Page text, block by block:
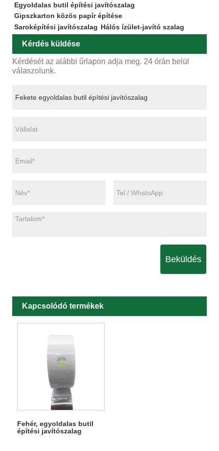
Egyoldalas butil építési javítószalag
Gipszkarton közös papír építése
Saroképítési javítószalag Hálós ízület-javító szalag
Kérdés küldése
Kérdését az alábbi űrlapon adja meg. 24 órán belül
válaszolunk.
Beküldés
Kapcsolódó termékek
Fehér, egyoldalas butil
építési javítószalag